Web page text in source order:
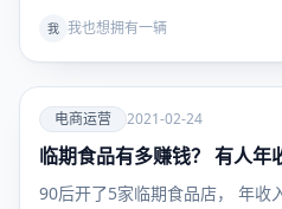
我 我也想拥有一辆
爱
电商运
营
电商运营 2021-02-24
临期食品有多赚钱？ 有人年
90后开了5家临期食品店， 年收